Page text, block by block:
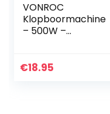
VONROC
Klopboormachine
– 500W –
zijhandgreep,
€18.95